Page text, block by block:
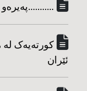
کورته‌یه‌ک
ئێران